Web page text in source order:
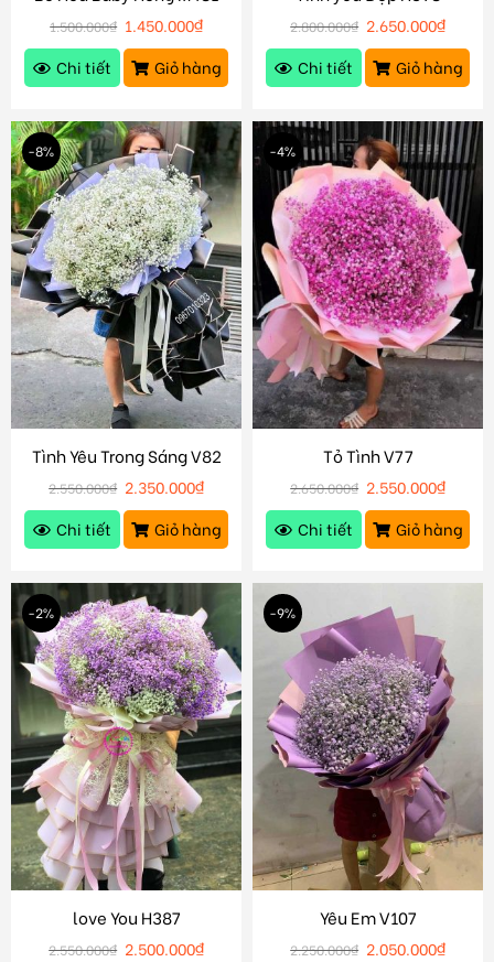
1.500.000₫ 1.450.000₫
Chi tiết
Giỏ hàng
2.800.000₫ 2.650.000₫
Chi tiết
Giỏ hàng
-8%
Tình Yêu Trong Sáng V82
2.550.000₫ 2.350.000₫
Chi tiết
Giỏ hàng
-4%
Tỏ Tình V77
2.650.000₫ 2.550.000₫
Chi tiết
Giỏ hàng
-2%
love You H387
2.550.000₫ 2.500.000₫
-9%
Yêu Em V107
2.250.000₫ 2.050.000₫